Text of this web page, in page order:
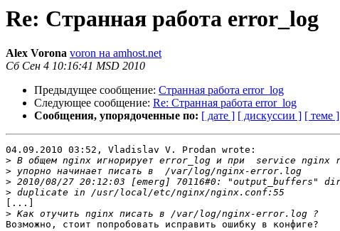
Re: Странная работа error_log
Alex Vorona voron на amhost.net
Сб Сен 4 10:16:41 MSD 2010
Предыдущее сообщение: Странная работа error_log
Следующее сообщение: Re: Странная работа error_log
Сообщения, упорядоченные по: [ дате ] [ дискуссии ] [ теме ]
04.09.2010 03:52, Vladislav V. Prodan wrote:
>
>
>
>
[...]
>
Возможно, стоит попробовать исправить ошибку в конфиге?